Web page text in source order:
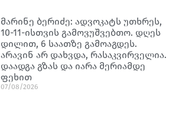
მარინე ბერიძე: ადვოკატს უთხრეს,
10-11-ისთვის გამოვუშვებთო. დღეს
დილით, 6 საათზე გამოაგდეს.
არავინ არ დახვდა, რასაკვირველია.
დაადგა გზას და იარა მერიამდე
ფეხით
07/08/2026